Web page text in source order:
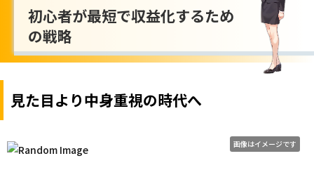
初心者が最短で収益化するため
の戦略
見た目より中身重視の時代へ
画像はイメージです